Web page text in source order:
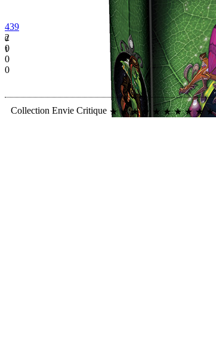
0
1
439
2
0
0
0
Collection Envie Critique ★ ★ ★ ★ ★ ★ ★ ★ ★ ★